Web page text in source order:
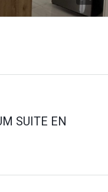
SUITE EN